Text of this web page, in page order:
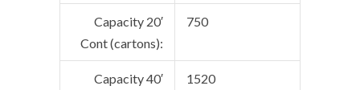
Capacity 20′
Cont (cartons):
750
Capacity 40′
1520